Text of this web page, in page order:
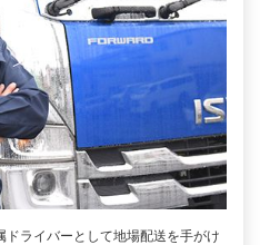
ドライバーとして地場配送を手がけ